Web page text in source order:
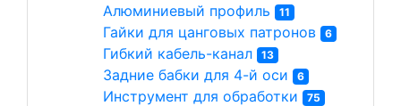
Алюминиевый профиль
11
Гайки для цанговых патронов 6
Гибкий кабель-канал 13
Задние бабки для 4-й оси 6
Инструмент для обработки 75